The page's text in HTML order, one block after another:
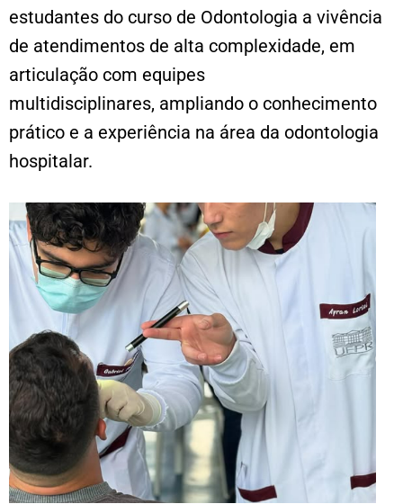
estudantes do curso de Odontologia a vivência
de atendimentos de alta complexidade, em
articulação com equipes
multidisciplinares, ampliando o conhecimento
prático e a experiência na área da odontologia
hospitalar.